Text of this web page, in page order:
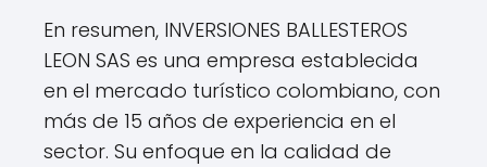
En resumen, INVERSIONES BALLESTEROS
LEON SAS es una empresa establecida
en el mercado turístico colombiano, con
más de 15 años de experiencia en el
sector. Su enfoque en la calidad de